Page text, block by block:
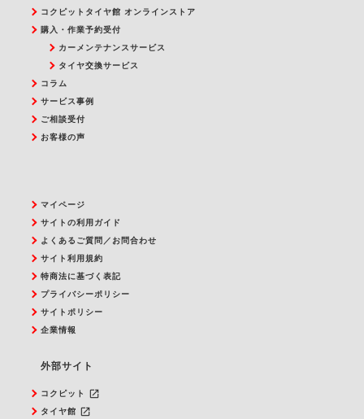
コクピットタイヤ館 オンラインストア
購入・作業予約受付
カーメンテナンスサービス
タイヤ交換サービス
コラム
サービス事例
ご相談受付
お客様の声
マイページ
サイトの利用ガイド
よくあるご質問／お問合わせ
サイト利用規約
特商法に基づく表記
プライバシーポリシー
サイトポリシー
企業情報
外部サイト
コクピット launch
タイヤ館 launch